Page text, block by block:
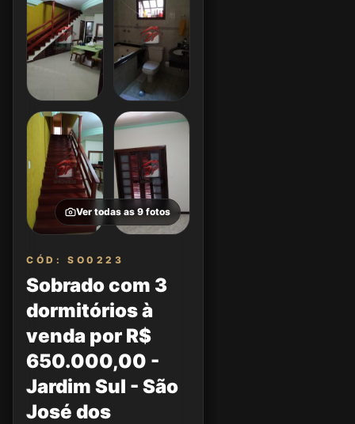
Ver todas as 9 fotos
CÓD: SO0223
Sobrado com 3
dormitórios à
venda por R$
650.000,00 -
Jardim Sul - São
José dos